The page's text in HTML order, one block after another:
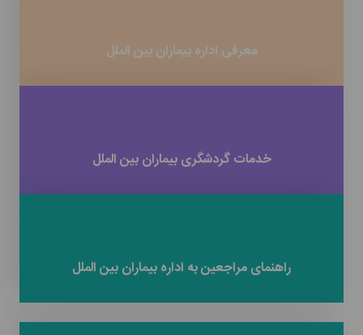
معرفی اداره بیماران بین الملل
خدمات گردشگری بیماران بین الملل
راهنمای مراجعین به اداره بیماران بین الملل